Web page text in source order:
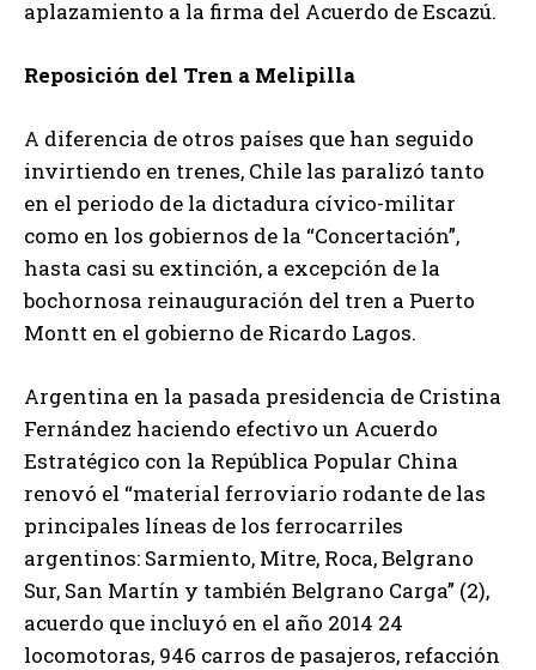
aplazamiento a la firma del Acuerdo de Escazú.
Reposición del Tren a Melipilla
A diferencia de otros países que han seguido
invirtiendo en trenes, Chile las paralizó tanto
en el periodo de la dictadura cívico-militar
como en los gobiernos de la “Concertación”,
hasta casi su extinción, a excepción de la
bochornosa reinauguración del tren a Puerto
Montt en el gobierno de Ricardo Lagos.
Argentina en la pasada presidencia de Cristina
Fernández haciendo efectivo un Acuerdo
Estratégico con la República Popular China
renovó el “material ferroviario rodante de las
principales líneas de los ferrocarriles
argentinos: Sarmiento, Mitre, Roca, Belgrano
Sur, San Martín y también Belgrano Carga” (2),
acuerdo que incluyó en el año 2014 24
locomotoras, 946 carros de pasajeros, refacción